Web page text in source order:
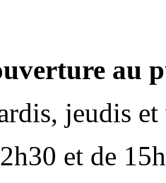
au
jeudis et
et de